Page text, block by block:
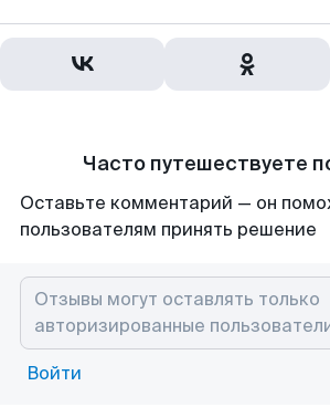
Часто путешествуете
Оставьте комментарий — он
пользователям принять решение
Войти